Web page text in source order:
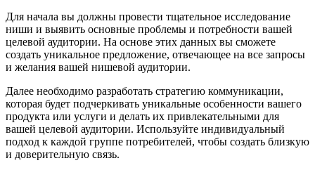
Для начала вы должны провести тщательное исследование
ниши и выявить основные проблемы и потребности вашей
целевой аудитории. На основе этих данных вы сможете
создать уникальное предложение, отвечающее на все запросы
и желания вашей нишевой аудитории.
Далее необходимо разработать стратегию коммуникации,
которая будет подчеркивать уникальные особенности вашего
продукта или услуги и делать их привлекательными для
вашей целевой аудитории. Используйте индивидуальный
подход к каждой группе потребителей, чтобы создать близкую
и доверительную связь.